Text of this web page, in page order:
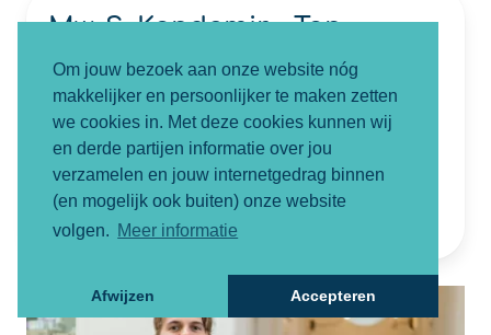
Om jouw bezoek aan onze website nóg
makkelijker en persoonlijker te maken zetten
we cookies in. Met deze cookies kunnen wij
en derde partijen informatie over jou
verzamelen en jouw internetgedrag binnen
(en mogelijk ook buiten) onze website
volgen. Meer informatie
Afwijzen Accepteren
Mw. S. Kandemir - Tan
Letselschadejurist
NIVRE Register-Expert
06-82852882
sevval@smartletselschade.nl